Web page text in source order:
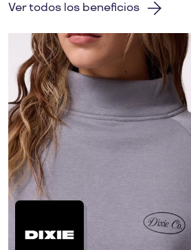
Ver todos los beneficios